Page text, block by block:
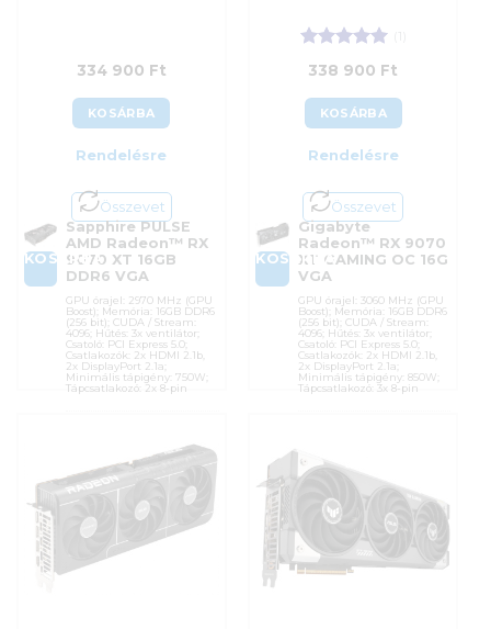
334 900 Ft
KOSÁRBA
Rendelésre
Összevet
KOSÁRBA
Sapphire PULSE
AMD Radeon™ RX
9070 XT 16GB
DDR6 VGA
GPU órajel: 2970 MHz (GPU
Boost); Memória: 16GB DDR6
(256 bit); CUDA / Stream:
4096; Hűtés: 3x ventilátor;
Csatoló: PCI Express 5.0;
Csatlakozók: 2x HDMI 2.1b,
2x DisplayPort 2.1a;
Minimális tápigény: 750W;
Tápcsatlakozó: 2x 8-pin
Sapphire
Garanciaidő:
36 hónap
ÁFA:
Azonosító:
334 900
Értékelés: 5
/ 5
338 900 Ft
KOSÁRBA
Rendelésre
Összevet
KOSÁRBA
Gigabyte
Radeon™ RX 9070
XT GAMING OC 16G
VGA
GPU órajel: 3060 MHz (GPU
Boost); Memória: 16GB DDR6
(256 bit); CUDA / Stream:
4096; Hűtés: 3x ventilátor;
Csatoló: PCI Express 5.0;
Csatlakozók: 2x HDMI 2.1b,
2x DisplayPort 2.1a;
Minimális tápigény: 850W;
Tápcsatlakozó: 3x 8-pin
Kategória:
Gyártó:
Gigabyte
Garanciaidő:
36 hónap
27%
Azonosító:
338 900Ft